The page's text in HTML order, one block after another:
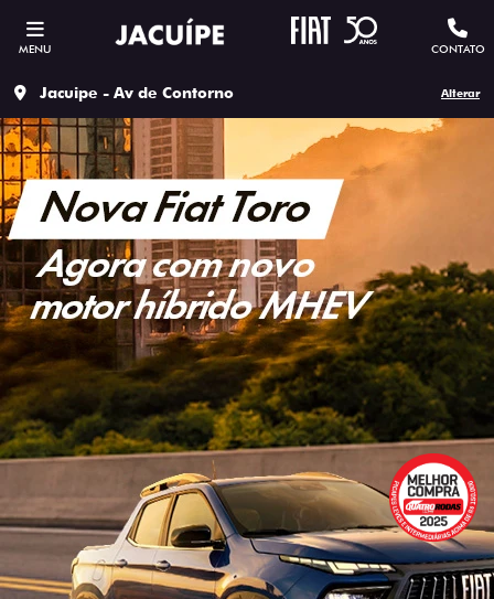
MENU CONTATO
Jacuipe - Av de Contorno Alterar